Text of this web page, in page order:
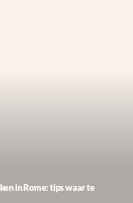
in Rome: tips waar te